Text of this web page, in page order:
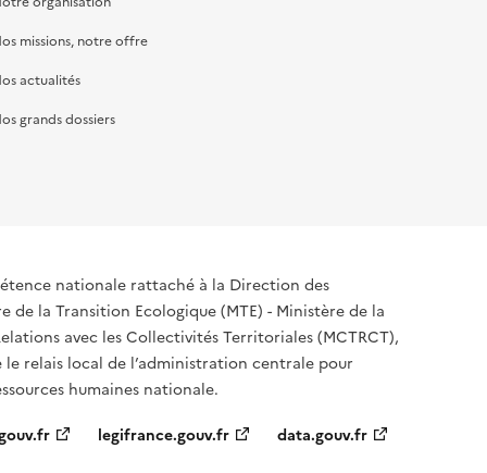
missions, notre offre
actualités
grands dossiers
nationale rattaché à la Direction des
de la Transition Ecologique (MTE) - Ministère de la
avec les Collectivités Territoriales (MCTRCT),
le relais local de l’administration centrale pour
humaines nationale.
legifrance.gouv.fr data.gouv.fr